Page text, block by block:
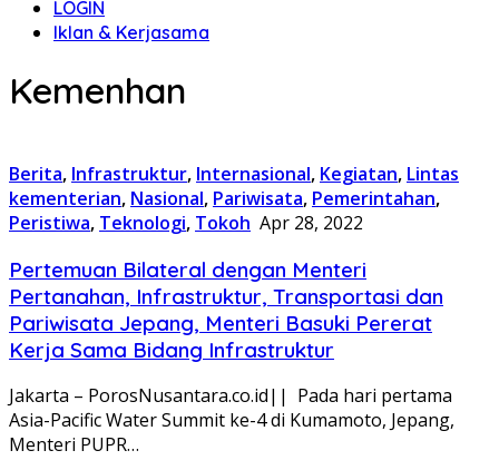
LOGIN
Iklan & Kerjasama
Kemenhan
Berita, Infrastruktur, Internasional, Kegiatan, Lintas
kementerian, Nasional, Pariwisata, Pemerintahan,
Peristiwa, Teknologi, Tokoh Apr 28, 2022
Pertemuan Bilateral dengan Menteri
Pertanahan, Infrastruktur, Transportasi dan
Pariwisata Jepang, Menteri Basuki Pererat
Kerja Sama Bidang Infrastruktur
Jakarta – PorosNusantara.co.id|| Pada hari pertama
Asia-Pacific Water Summit ke-4 di Kumamoto, Jepang,
Menteri PUPR…